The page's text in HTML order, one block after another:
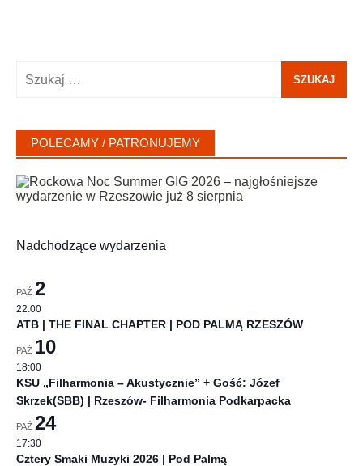
POLECAMY / PATRONUJEMY
Nadchodzące wydarzenia
PAŹ 2
22:00
ATB | THE FINAL CHAPTER | POD PALMĄ RZESZÓW
PAŹ 10
18:00
KSU „Filharmonia – Akustycznie” + Gość: Józef
Skrzek(SBB) | Rzeszów- Filharmonia Podkarpacka
PAŹ 24
17:30
Cztery Smaki Muzyki 2026 | Pod Palmą